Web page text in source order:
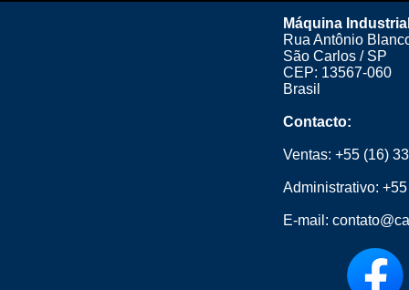
Máquina
Rua Antônio
São Carlos / SP
CEP: 13567-060
Brasil
Contacto:
Ventas: +55 (16)
Administrativo:
E-mail: